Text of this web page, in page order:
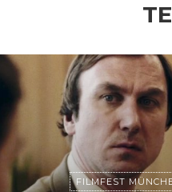
FILMFEST